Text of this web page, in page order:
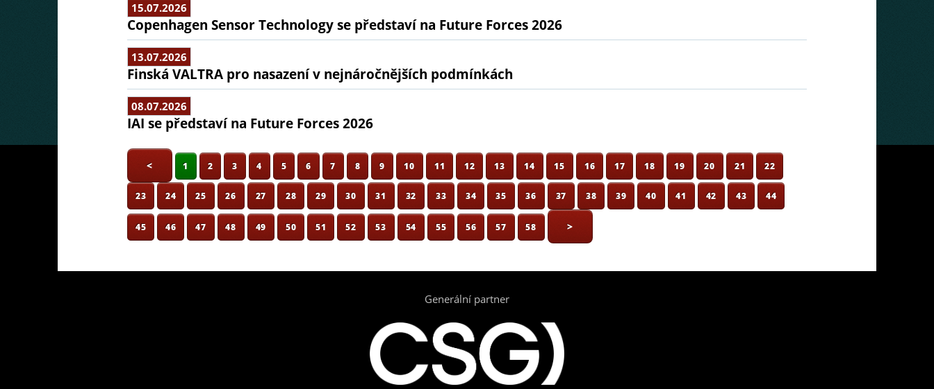
15.07.2026
Copenhagen Sensor Technology se představí na Future Forces 2026
13.07.2026
Finská VALTRA pro nasazení v nejnáročnějších podmínkách
08.07.2026
IAI se představí na Future Forces 2026
< 1 2 3 4 5 6 7 8 9 10 11 12 13 14 15 16 17 18 19 20 21 22
23 24 25 26 27 28 29 30 31 32 33 34 35 36 37 38 39 40 41 42 43 44
45 46 47 48 49 50 51 52 53 54 55 56 57 58 >
Generální partner